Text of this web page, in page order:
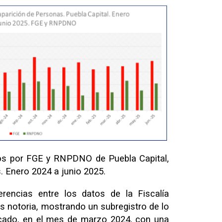
por FGE y RNPDNO de Puebla Capital,
Enero 2024 a junio 2025.
entre los datos de la Fiscalía
notoria, mostrando un subregistro de lo
en el mes de marzo 2024, con una